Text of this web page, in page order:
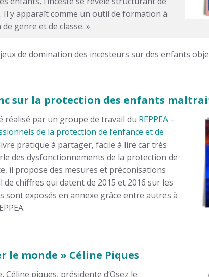
Il y apparaît comme un outil de formation à
genre et de classe. »
de domination des incesteurs sur des enfants
sur la protection des enfants
réalisé par un groupe de travail du REPPEA –
de la protection de l’enfance et de
pratique à partager, facile à lire car très
des dysfonctionnements de la protection de
il propose des mesures et préconisations
de chiffres qui datent de 2015 et 2016 sur les
sont exposés en annexe grâce entre autres à
le monde » Céline Piques
Céline piques, présidente d’Osez le